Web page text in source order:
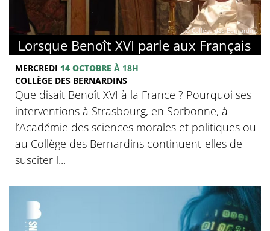
© Collège des Bernardins
Lorsque Benoît XVI parle aux Français
MERCREDI 14 OCTOBRE À 18H
COLLÈGE DES BERNARDINS
Que disait Benoît XVI à la France ? Pourquoi ses
interventions à Strasbourg, en Sorbonne, à
l’Académie des sciences morales et politiques ou
au Collège des Bernardins continuent-elles de
susciter l...